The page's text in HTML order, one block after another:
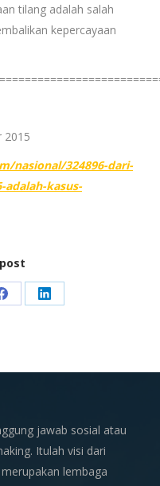
tilang adalah salah
kepercayaan
2015
nasional/324896-dari-
adalah-kasus-
Share Share
jawab sosial atau
Itulah visi dari
lembaga